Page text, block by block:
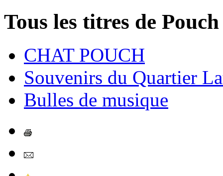
Tous les titres de
CHAT POUCH
Souvenirs du Quartier
Bulles de musique